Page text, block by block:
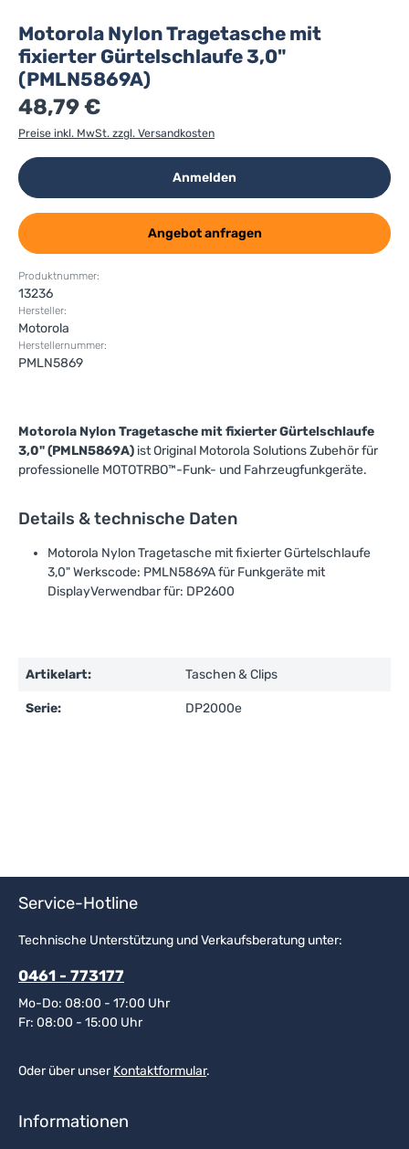
Motorola Nylon Tragetasche mit
fixierter Gürtelschlaufe 3,0"
(PMLN5869A)
48,79 €
Preise inkl. MwSt. zzgl. Versandkosten
Anmelden
Angebot anfragen
Produktnummer:
13236
Hersteller:
Motorola
Herstellernummer:
PMLN5869
Motorola Nylon Tragetasche mit fixierter Gürtelschlaufe
3,0" (PMLN5869A) ist Original Motorola Solutions Zubehör für
professionelle MOTOTRBO™-Funk- und Fahrzeugfunkgeräte.
Details & technische Daten
Motorola Nylon Tragetasche mit fixierter Gürtelschlaufe
3,0" Werkscode: PMLN5869A für Funkgeräte mit
DisplayVerwendbar für: DP2600
Artikelart: Taschen & Clips
Serie: DP2000e
Service-Hotline
Technische Unterstützung und Verkaufsberatung unter:
0461 - 773177
Mo-Do: 08:00 - 17:00 Uhr
Fr: 08:00 - 15:00 Uhr
Oder über unserKontaktformular.
Informationen